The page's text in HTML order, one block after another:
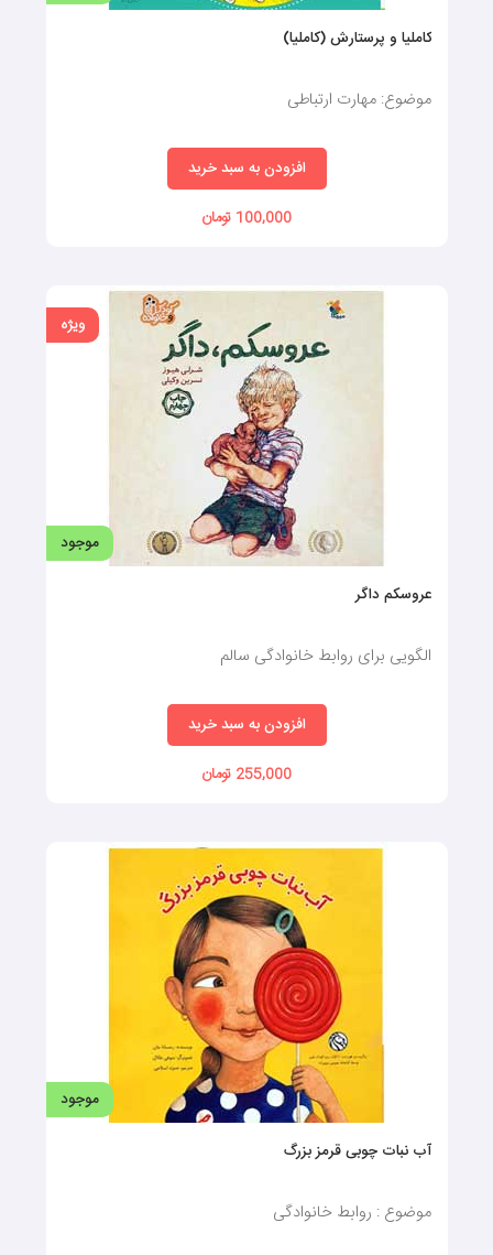
کاملیا و پرستارش (کاملیا)
موضوع: مهارت ارتباطی
افزودن به سبد خرید
100,000 تومان
موجود
ویژه
عروسکم داگر
الگویی برای روابط خانوادگی سالم
افزودن به سبد خرید
255,000 تومان
موجود
آب نبات چوبی قرمز بزرگ
موضوع : روابط خانوادگی